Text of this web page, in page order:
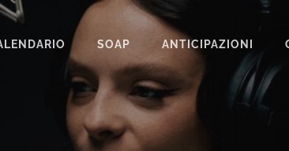
SOAP
BEAUTIFUL
IL PARADISO DELLE SIGNORE
ANTICIPAZIONI